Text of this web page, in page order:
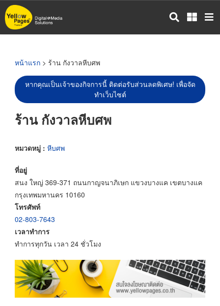
ข้าม
ไป
หน้าแรก > ร้าน กังวาลหีบศพ
หากคุณเป็นเจ้าของกิจการนี้ ติดต่อรับส่วนลดพิเศษ! เพื่อจัด
ทำเว็บไซต์
ร้าน กังวาลหีบศพ
หมวดหมู่ : หีบศพ
ที่อยู่
สนง ใหญ่ 369-371 ถนนกาญจนาภิเษก แขวงบางแค เขตบางแค
กรุงเทพมหานคร 10160
โทรศัพท์
02-803-7643
เวลาทำการ
ทำการทุกวัน เวลา 24 ชั่วโมง